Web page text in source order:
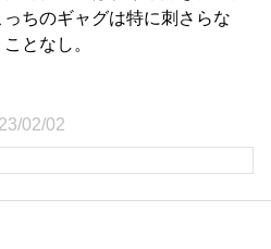
ちのギャグは特に刺さらな
となし。
02/02